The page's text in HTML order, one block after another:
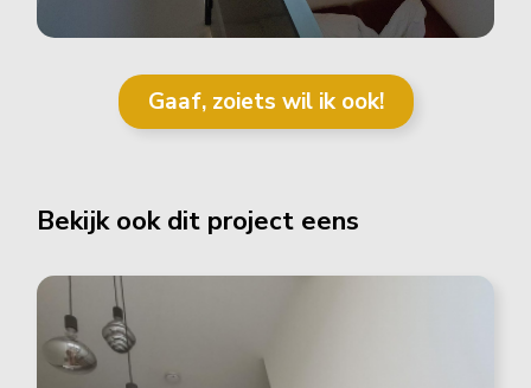
Gaaf, zoiets wil ik ook!
Bekijk ook dit project eens